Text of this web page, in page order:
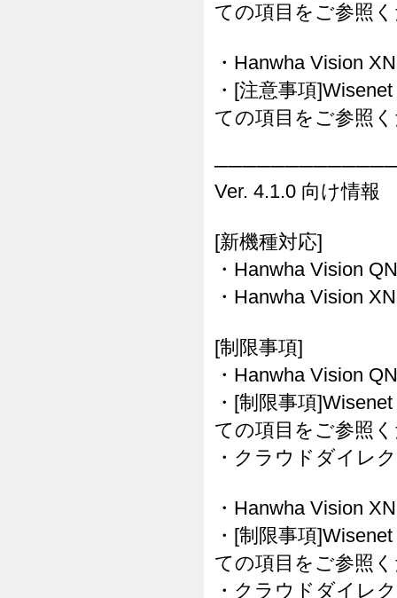
ての項目をご参照
・Hanwha Vision
・[注意事項
ての項目をご参照
Ver. 4.1.0 向け情報
[新機種対応]
・Hanwha Vision
・Hanwha Vision
[制限事項]
・Hanwha Vision
・[制限事項
ての項目をご参照
・クラウドダイレ
・Hanwha Vision
・[制限事項
ての項目をご参照
・クラウドダイレ